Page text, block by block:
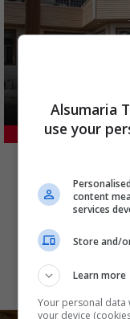
بإعانة
محليات
Alsumaria
use your
content
services
Store and/
Learn more
Your personal
your device